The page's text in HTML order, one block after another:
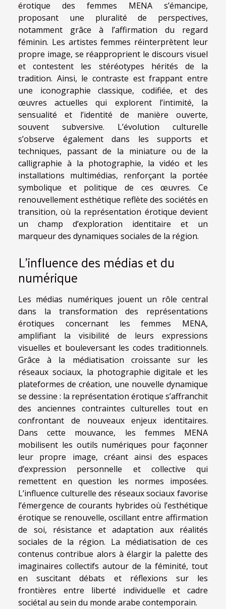
érotique des femmes MENA s’émancipe,
proposant une pluralité de perspectives,
notamment grâce à l’affirmation du regard
féminin. Les artistes femmes réinterprètent leur
propre image, se réapproprient le discours visuel
et contestent les stéréotypes hérités de la
tradition. Ainsi, le contraste est frappant entre
une iconographie classique, codifiée, et des
œuvres actuelles qui explorent l’intimité, la
sensualité et l’identité de manière ouverte,
souvent subversive. L’évolution culturelle
s’observe également dans les supports et
techniques, passant de la miniature ou de la
calligraphie à la photographie, la vidéo et les
installations multimédias, renforçant la portée
symbolique et politique de ces œuvres. Ce
renouvellement esthétique reflète des sociétés en
transition, où la représentation érotique devient
un champ d’exploration identitaire et un
marqueur des dynamiques sociales de la région.
L’influence des médias et du
numérique
Les médias numériques jouent un rôle central
dans la transformation des représentations
érotiques concernant les femmes MENA,
amplifiant la visibilité de leurs expressions
visuelles et bouleversant les codes traditionnels.
Grâce à la médiatisation croissante sur les
réseaux sociaux, la photographie digitale et les
plateformes de création, une nouvelle dynamique
se dessine : la représentation érotique s’affranchit
des anciennes contraintes culturelles tout en
confrontant de nouveaux enjeux identitaires.
Dans cette mouvance, les femmes MENA
mobilisent les outils numériques pour façonner
leur propre image, créant ainsi des espaces
d’expression personnelle et collective qui
remettent en question les normes imposées.
L’influence culturelle des réseaux sociaux favorise
l’émergence de courants hybrides où l’esthétique
érotique se renouvelle, oscillant entre affirmation
de soi, résistance et adaptation aux réalités
sociales de la région. La médiatisation de ces
contenus contribue alors à élargir la palette des
imaginaires collectifs autour de la féminité, tout
en suscitant débats et réflexions sur les
frontières entre liberté individuelle et cadre
sociétal au sein du monde arabe contemporain.